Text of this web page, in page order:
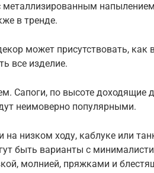
металлизированным
в тренде.
может присутствовать, как
все изделие.
Сапоги, по высоте доходящие
неимоверно популярными.
низком ходу, каблуке или
быть варианты с
молнией, пряжками и